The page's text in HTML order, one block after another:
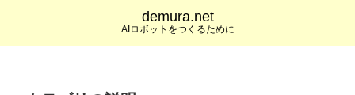
demura.net
AIロボットをつくるために